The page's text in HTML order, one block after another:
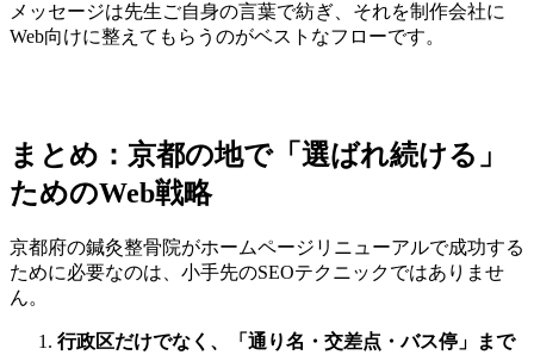
メッセージは先生ご自身の言葉で紡ぎ、それを制作会社に
Web向けに整えてもらうのがベストなフローです。
まとめ：京都の地で「選ばれ続ける」
ためのWeb戦略
京都府の鍼灸整骨院がホームページリニューアルで成功する
ために必要なのは、小手先のSEOテクニックではありませ
ん。
行政区だけでなく、「通り名・交差点・バス停」まで